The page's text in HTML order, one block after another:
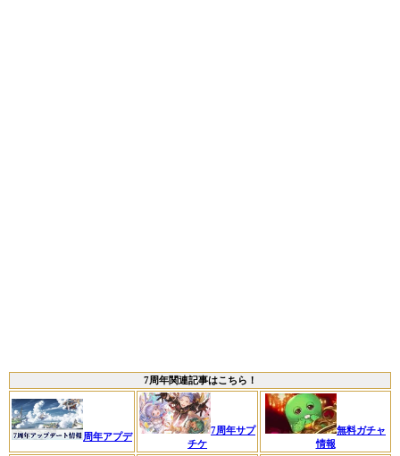
7周年関連記事はこちら！
周年アプデ
7周年サプ
チケ
無料ガチャ
情報